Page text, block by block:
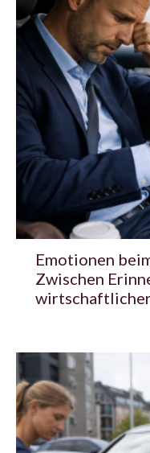
Emotionen
Zwischen